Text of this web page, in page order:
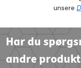
unsere
Har du
andre